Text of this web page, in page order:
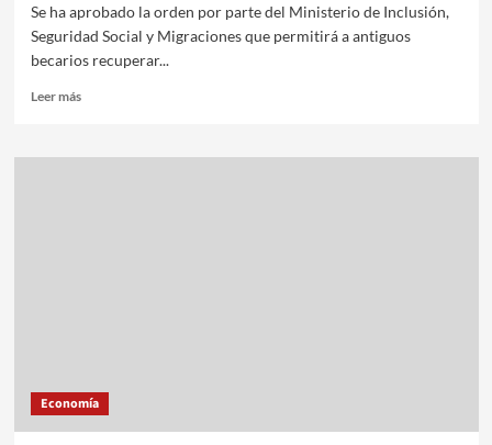
Se ha aprobado la orden por parte del Ministerio de Inclusión,
Seguridad Social y Migraciones que permitirá a antiguos
becarios recuperar...
Leer más
Economía